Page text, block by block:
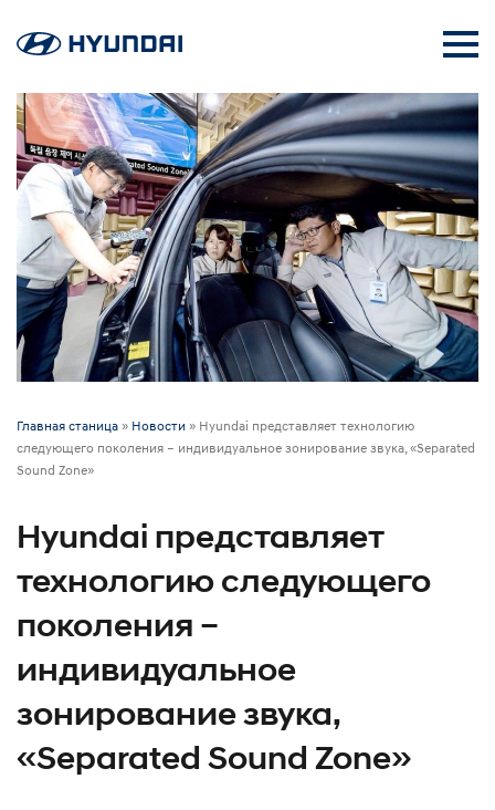
Главная станица » Новости » Hyundai представляет технологию
следующего поколения – индивидуальное зонирование звука, «Separated
Sound Zone»
Hyundai представляет
технологию следующего
поколения –
индивидуальное
зонирование звука,
«Separated Sound Zone»